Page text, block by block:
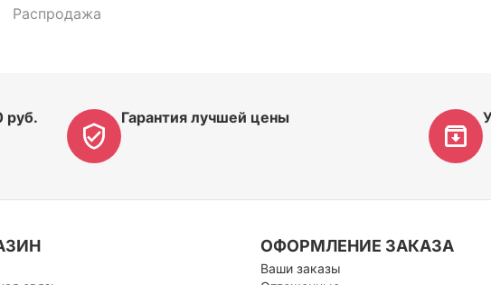
Распродажа
руб. Гарантия лучшей цены
ОФОРМЛЕНИЕ ЗАКАЗА
Ваши заказы